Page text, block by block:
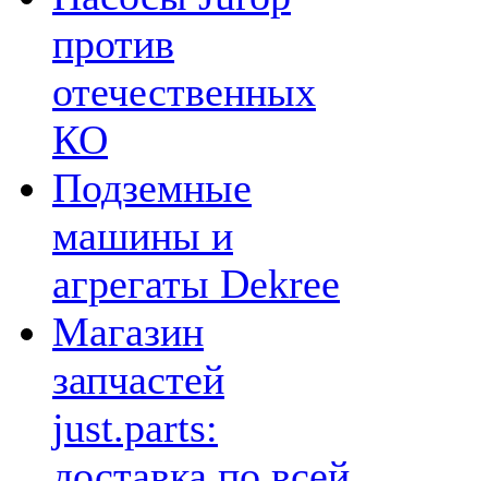
против
отечественных
КО
Подземные
машины и
агрегаты Dekree
Магазин
запчастей
just.parts: